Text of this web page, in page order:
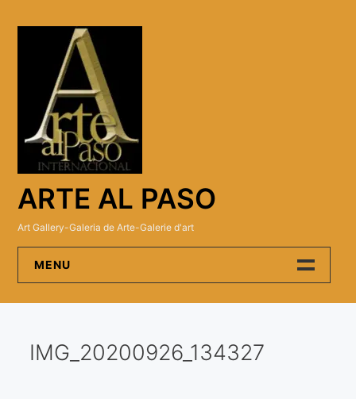
ARTE AL PASO
Art Gallery-Galeria de Arte-Galerie d'art
MENU
Artistas
IMG_20200926_134327